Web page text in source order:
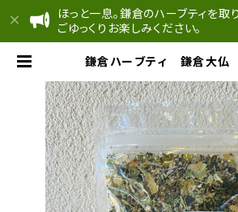
ほっと一息。鎌倉のハーブティを取
ごゆっくりお楽しみください。
鎌倉ハーブティ 鎌倉大